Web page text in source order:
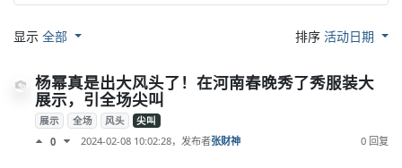
显示 全部 排序活动日期
杨幂真是出大风头了！在河南春晚秀了秀服装大
展示，引全场尖叫
展示 全场 风头 尖叫
0 2024-02-08 10:02:28，发布者张财神 0 回复